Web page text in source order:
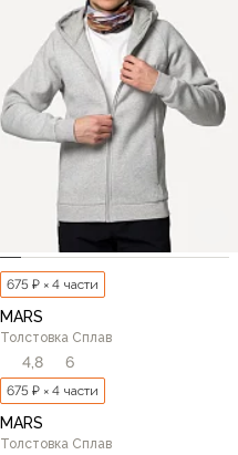
675 ₽ × 4 части
MARS
Толстовка Сплав
4,8 6
675 ₽ × 4 части
MARS
Толстовка Сплав